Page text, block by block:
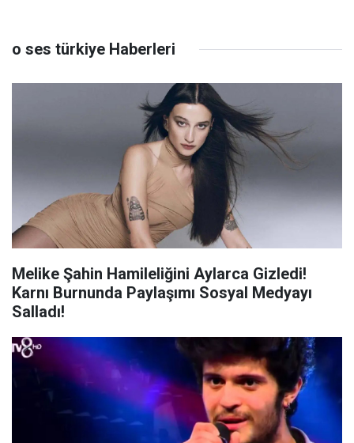
o ses türkiye Haberleri
Melike Şahin Hamileliğini Aylarca Gizledi!
Karnı Burnunda Paylaşımı Sosyal Medyayı
Salladı!